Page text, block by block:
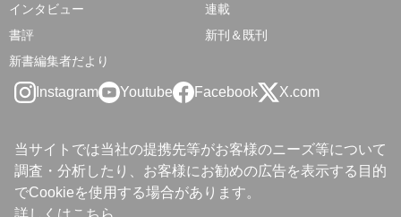
インタビュー
連載
書評
新刊＆既刊
新書編集者だより
Instagram Youtube Facebook X.com
当サイトでは当社の提携先等がお客様のニーズ等について
調査・分析したり、お客様にお勧めの広告を表示する目的
でCookieを使用する場合があります。
詳しくは こちら